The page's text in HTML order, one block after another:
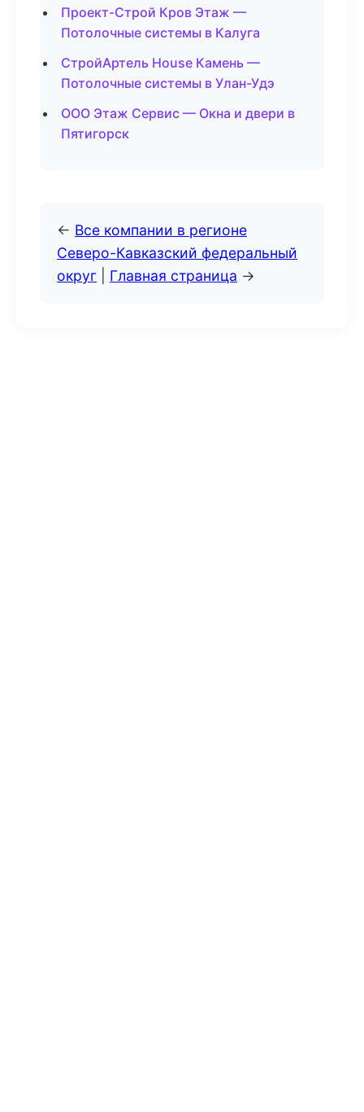
Проект-Строй Кров Этаж —
Потолочные системы в Калуга
СтройАртель House Камень —
Потолочные системы в Улан-Удэ
ООО Этаж Сервис — Окна и двери в
Пятигорск
← Все компании в регионе
Северо-Кавказский федеральный
округ
Главная страница →